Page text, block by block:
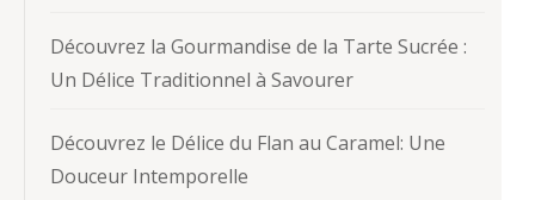
Découvrez la Gourmandise de la Tarte Sucrée :
Un Délice Traditionnel à Savourer
Découvrez le Délice du Flan au Caramel: Une
Douceur Intemporelle